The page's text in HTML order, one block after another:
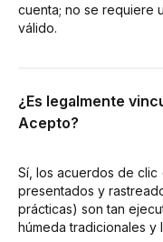
cuenta; no se requiere
válido.
¿Es legalmente
Acepto?
Sí, los acuerdos de clic
presentados y
prácticas) son tan
húmeda tradicionales y